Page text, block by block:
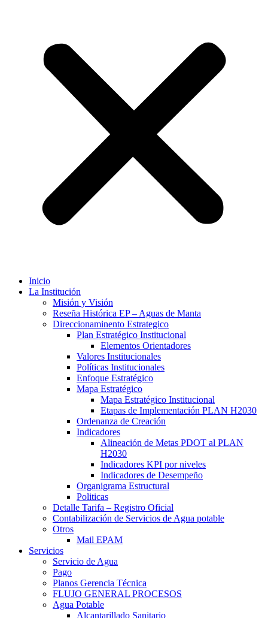
Inicio
La Institución
Misión y Visión
Reseña Histórica EP – Aguas de Manta
Direccionaminento Estrategico
Plan Estratégico Institucional
Elementos Orientadores
Valores Institucionales
Políticas Institucionales
Enfoque Estratégico
Mapa Estratégico
Mapa Estratégico Institucional
Etapas de Implementación PLAN H2030
Ordenanza de Creación
Indicadores
Alineación de Metas PDOT al PLAN
H2030
Indicadores KPI por niveles
Indicadores de Desempeño
Organigrama Estructural
Politicas
Detalle Tarifa – Registro Oficial
Contabilización de Servicios de Agua potable
Otros
Mail EPAM
Servicios
Servicio de Agua
Pago
Planos Gerencia Técnica
FLUJO GENERAL PROCESOS
Agua Potable
Alcantarillado Sanitario